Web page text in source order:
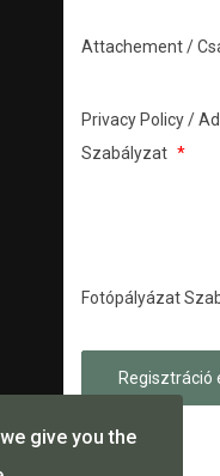
Attachement /
Privacy Policy /
Szabályzat *
Fotópályázat
give you the